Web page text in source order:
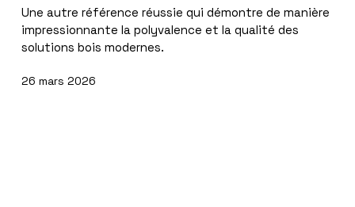
Une autre référence réussie qui démontre de manière
impressionnante la polyvalence et la qualité des
solutions bois modernes.
26 mars 2026